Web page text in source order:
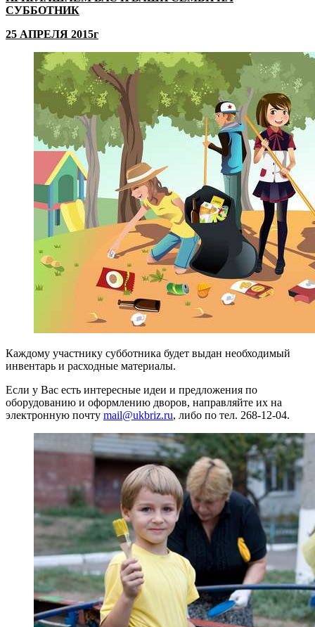
СУББОТНИК
25 АПРЕЛЯ 2015г
Каждому участнику субботника будет выдан необходимый
инвентарь и расходные материалы.
Если у Вас есть интересные идеи и предложения по
оборудованию и оформлению дворов, направляйте их на
электронную почту mail@ukbriz.ru, либо по тел. 268-12-04.